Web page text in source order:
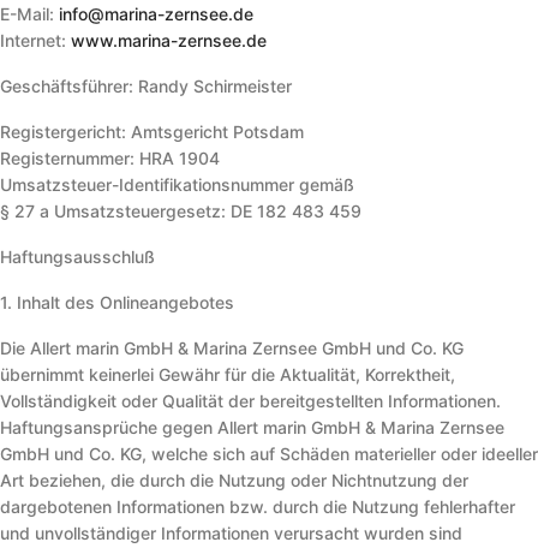
E-Mail: info@marina-zernsee.de
Internet: www.marina-zernsee.de
Geschäftsführer: Randy Schirmeister
Registergericht: Amtsgericht Potsdam
Registernummer: HRA 1904
Umsatzsteuer-Identifikationsnummer gemäß
§ 27 a Umsatzsteuergesetz: DE 182 483 459
Haftungsausschluß
1. Inhalt des Onlineangebotes
Die Allert marin GmbH & Marina Zernsee GmbH und Co. KG
übernimmt keinerlei Gewähr für die Aktualität, Korrektheit,
Vollständigkeit oder Qualität der bereitgestellten Informationen.
Haftungsansprüche gegen Allert marin GmbH & Marina Zernsee
GmbH und Co. KG, welche sich auf Schäden materieller oder ideeller
Art beziehen, die durch die Nutzung oder Nichtnutzung der
dargebotenen Informationen bzw. durch die Nutzung fehlerhafter
und unvollständiger Informationen verursacht wurden sind